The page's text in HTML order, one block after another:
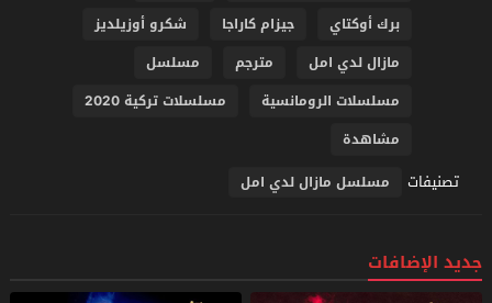
برك أوكتاي
جيزام كاراجا
شكرو أوزيلديز
مازال لدي امل
مترجم
مسلسل
مسلسلات الرومانسية
مسلسلات تركية 2020
مشاهدة
تصنيفات مسلسل مازال لدي امل
جديد الإضافات